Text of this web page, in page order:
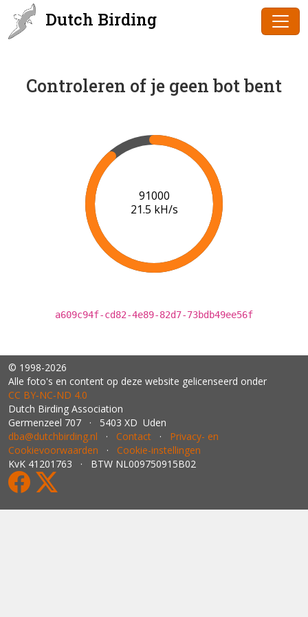
Dutch Birding
Controleren of je geen bot bent
91000
21.5 kH/s
a609c94f-cd82-4e89-82d7-73bdb49ee56f
© 1998-2026
Alle foto's en content op deze website gelicenseerd onder
CC BY‑NC‑ND 4.0
Dutch Birding Association
Germenzeel 707 · 5403 XD Uden
dba@dutchbirding.nl · Contact · Privacy- en
Cookievoorwaarden · Cookie-instellingen
KvK 41201763 · BTW NL009750915B02